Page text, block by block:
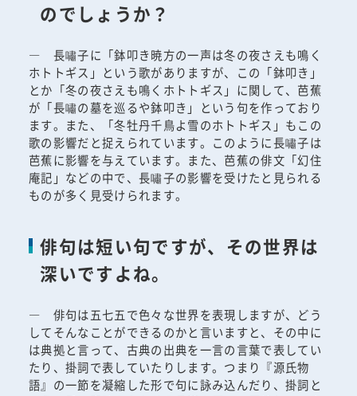
のでしょうか？
― 長嘯子に「鉢叩き暁方の一声は冬の夜さえも鳴く
ホトトギス」という歌がありますが、この「鉢叩き」
とか「冬の夜さえも鳴くホトトギス」に関して、芭蕉
が「長嘯の墓を巡るや鉢叩き」という句を作っており
ます。また、「冬牡丹千鳥よ雪のホトトギス」もこの
歌の影響だと捉えられています。このように長嘯子は
芭蕉に影響を与えています。また、芭蕉の俳文「幻住
庵記」などの中で、長嘯子の影響を受けたと見られる
ものが多く見受けられます。
俳句は短い句ですが、その世界は
深いですよね。
― 俳句は五七五で色々な世界を表現しますが、どう
してそんなことができるのかと言いますと、その中に
は典拠と言って、古典の出典を一言の言葉で表してい
たり、掛詞で表していたりします。つまり『源氏物
語』の一節を凝縮した形で句に詠み込んだり、掛詞と